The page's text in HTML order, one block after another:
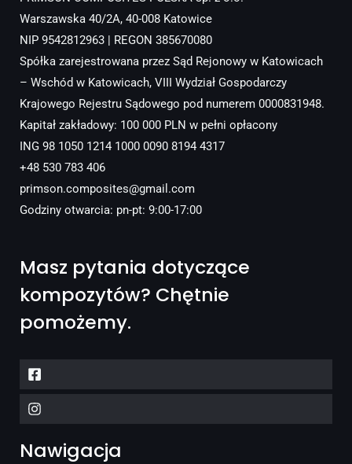
Warszawska 40/2A, 40-008 Katowice
NIP 9542812963 | REGON 385670080
Spółka zarejestrowana przez Sąd Rejonowy w Katowicach
– Wschód w Katowicach, VIII Wydział Gospodarczy
Krajowego Rejestru Sądowego pod numerem 0000831948.
Kapitał zakładowy: 100 000 PLN w pełni opłacony
ING 98 1050 1214 1000 0090 8194 4317
+48 530 783 406
primson.composites@gmail.com
Godziny otwarcia: pn-pt: 9:00-17:00
Masz pytania dotyczące
kompozytów? Chętnie
pomożemy.
Nawigacja